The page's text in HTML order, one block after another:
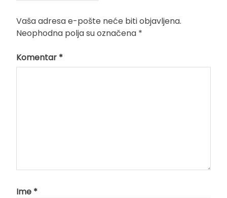
Vaša adresa e-pošte neće biti objavljena.
Neophodna polja su označena *
Komentar *
Ime *